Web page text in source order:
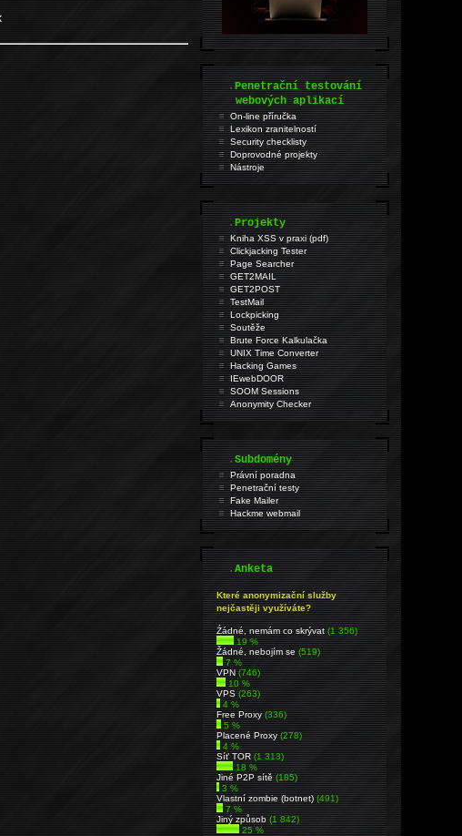
.Penetrační testování
webových aplikací
On-line příručka
Lexikon zranitelností
Security checklisty
Doprovodné projekty
Nástroje
.Projekty
Kniha XSS v praxi (pdf)
Clickjacking Tester
Page Searcher
GET2MAIL
GET2POST
TestMail
Lockpicking
Soutěže
Brute Force Kalkulačka
UNIX Time Converter
Hacking Games
IEwebDOOR
SOOM Sessions
Anonymity Checker
.Subdomény
Právní poradna
Penetrační testy
Fake Mailer
Hackme webmail
.Anketa
Které anonymizační služby
nejčastěji využíváte?
Źádné, nemám co skrývat(1 356)
19 %
Žádné, nebojím se(519)
7 %
VPN(746)
10 %
VPS(263)
4 %
Free Proxy(336)
5 %
Placené Proxy(278)
4 %
Síť TOR(1 313)
18 %
Jiné P2P sítě(185)
3 %
Vlastní zombie (botnet)(491)
7 %
Jiný způsob(1 842)
25 %